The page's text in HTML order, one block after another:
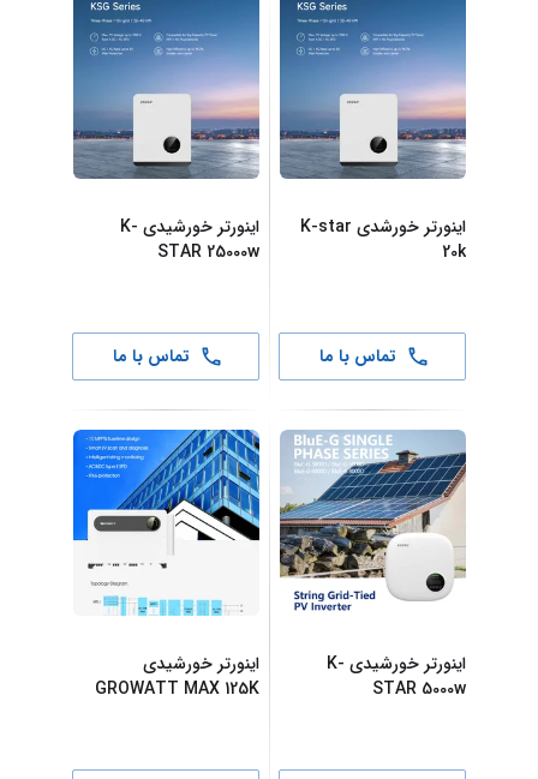
اینورتر خورشدی K-star
20k
تماس با ما
اینورتر خورشیدی K-
STAR 25000w
تماس با ما
اینورتر خورشیدی K-
STAR 5000w
اینورتر خورشیدی
GROWATT MAX 125K